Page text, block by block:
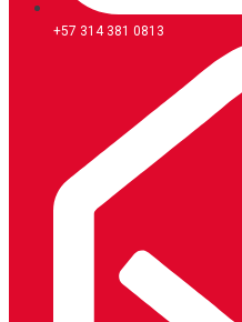
+57 314 381 0813